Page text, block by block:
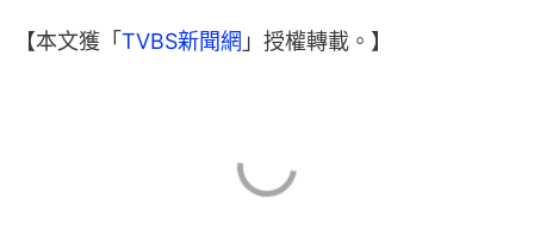
【本文獲「TVBS新聞網 」授權轉載。】